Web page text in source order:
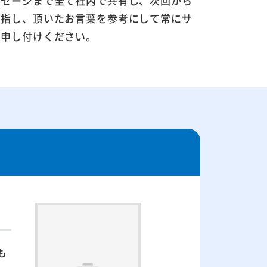
し、頂いたお言葉を参考にして常にサ
し付けください。